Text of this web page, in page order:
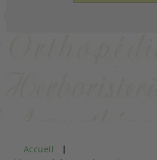
Accueil